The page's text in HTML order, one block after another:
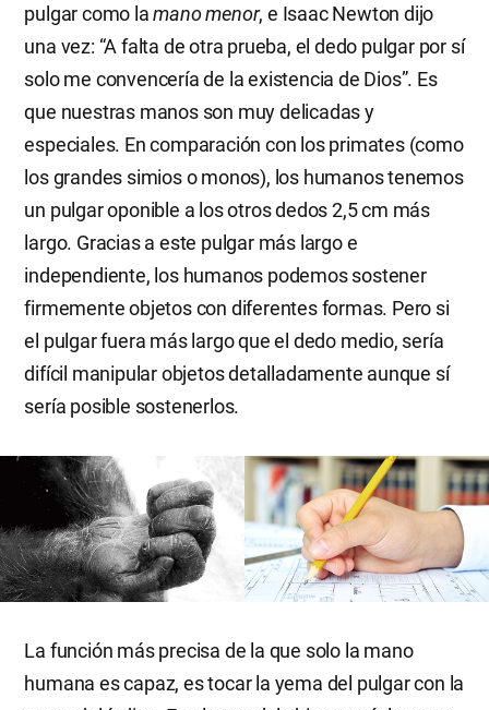
pulgar como lamano menor, e Isaac Newton dijo
una vez: “A falta de otra prueba, el dedo pulgar por sí
solo me convencería de la existencia de Dios”. Es
que nuestras manos son muy delicadas y
especiales. En comparación con los primates (como
los grandes simios o monos), los humanos tenemos
un pulgar oponible a los otros dedos 2,5 cm más
largo. Gracias a este pulgar más largo e
independiente, los humanos podemos sostener
firmemente objetos con diferentes formas. Pero si
el pulgar fuera más largo que el dedo medio, sería
difícil manipular objetos detalladamente aunque sí
sería posible sostenerlos.
La función más precisa de la que solo la mano
humana es capaz, es tocar la yema del pulgar con la